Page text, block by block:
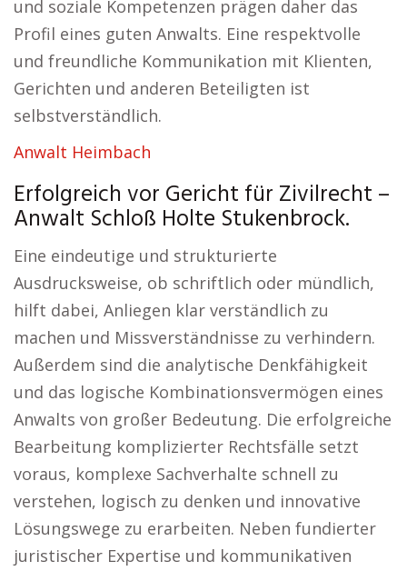
und soziale Kompetenzen prägen daher das
Profil eines guten Anwalts. Eine respektvolle
und freundliche Kommunikation mit Klienten,
Gerichten und anderen Beteiligten ist
selbstverständlich.
Anwalt Heimbach
Erfolgreich vor Gericht für Zivilrecht –
Anwalt Schloß Holte Stukenbrock.
Eine eindeutige und strukturierte
Ausdrucksweise, ob schriftlich oder mündlich,
hilft dabei, Anliegen klar verständlich zu
machen und Missverständnisse zu verhindern.
Außerdem sind die analytische Denkfähigkeit
und das logische Kombinationsvermögen eines
Anwalts von großer Bedeutung. Die erfolgreiche
Bearbeitung komplizierter Rechtsfälle setzt
voraus, komplexe Sachverhalte schnell zu
verstehen, logisch zu denken und innovative
Lösungswege zu erarbeiten. Neben fundierter
juristischer Expertise und kommunikativen